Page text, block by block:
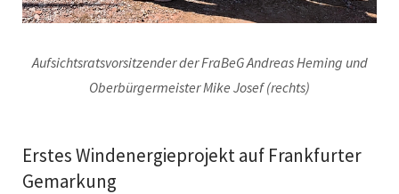
Aufsichtsratsvorsitzender der FraBeG Andreas Heming und
Oberbürgermeister Mike Josef (rechts)
Erstes Windenergieprojekt auf Frankfurter
Gemarkung